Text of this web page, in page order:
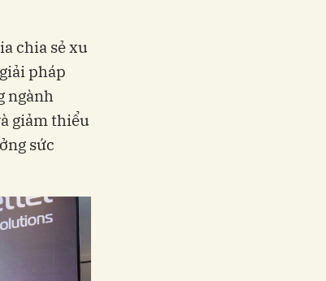
chia sẻ xu
pháp
ngành
giảm thiểu
sức